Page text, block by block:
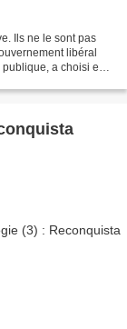
Ils ne le sont pas
libéral
a choisi en